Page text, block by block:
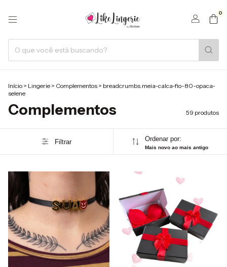
0
Início > Lingerie > Complementos > breadcrumbs.meia-calca-fio-80-opaca-
selene
Complementos 59 produtos
Filtrar Ordenar por:
Mais novo ao mais antigo